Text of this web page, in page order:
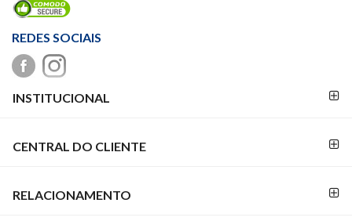
REDES SOCIAIS
PAGAMENTO
INSTITUCIONAL
CENTRAL DO CLIENTE
RELACIONAMENTO